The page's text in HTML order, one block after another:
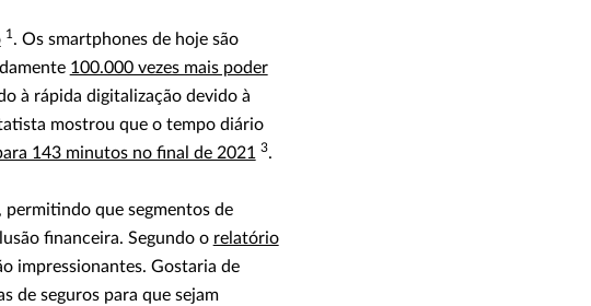
1 . Os smartphones de hoje são
100.000 vezes mais poder
à rápida digitalização devido à
mostrou que o tempo diário
143 minutos no final de 2021 3.
que segmentos de
financeira. Segundo o relatório
impressionantes. Gostaria de
de seguros para que sejam